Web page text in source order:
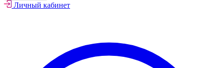
Личный кабинет